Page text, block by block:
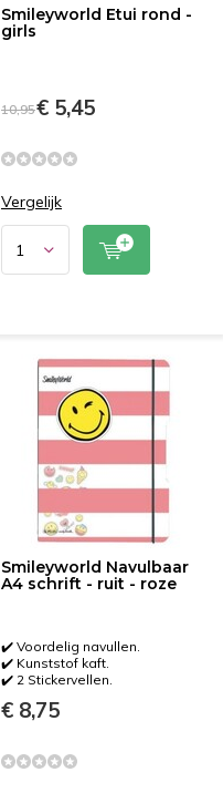
Smileyworld Etui rond -
girls
10,95€ 5,45
Vergelijk
Smileyworld Navulbaar
A4 schrift - ruit - roze
✔️ Voordelig navullen.
✔️ Kunststof kaft.
✔️ 2 Stickervellen.
€ 8,75